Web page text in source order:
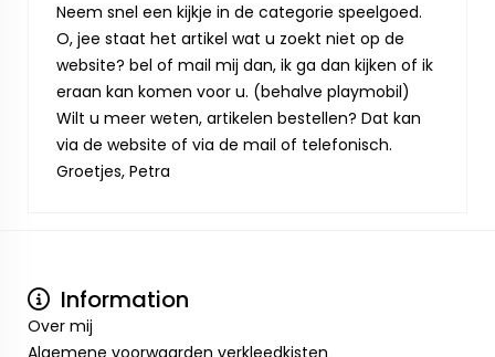
Neem snel een kijkje in de categorie speelgoed.
O, jee staat het artikel wat u zoekt niet op de
website? bel of mail mij dan, ik ga dan kijken of ik
eraan kan komen voor u. (behalve playmobil)
Wilt u meer weten, artikelen bestellen? Dat kan
via de website of via de mail of telefonisch.
Groetjes, Petra
Information
Over mij
Algemene voorwaarden verkleedkisten